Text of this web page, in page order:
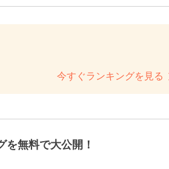
今すぐランキングを見る
無料で大公開！